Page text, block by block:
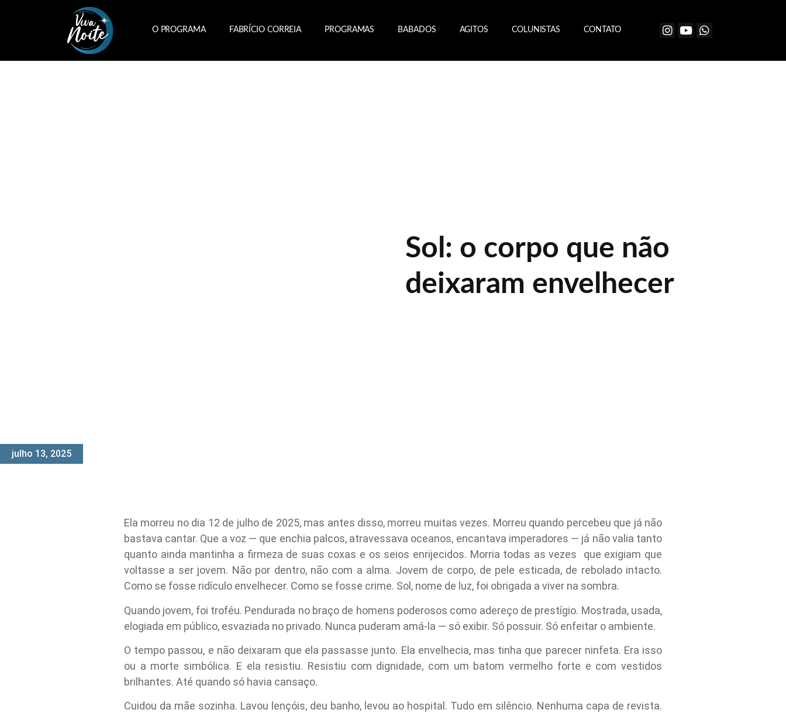
O PROGRAMA FABRÍCIO CORREIA PROGRAMAS BABADOS AGITOS COLUNISTAS CONTATO
julho 13, 2025
Sol: o corpo que não
deixaram envelhecer
Ela morreu no dia 12 de julho de 2025, mas antes disso, morreu muitas vezes. Morreu quando percebeu que já não
bastava cantar. Que a voz — que enchia palcos, atravessava oceanos, encantava imperadores — já não valia tanto
quanto ainda mantinha a firmeza de suas coxas e os seios enrijecidos. Morria todas as vezes que exigiam que
voltasse a ser jovem. Não por dentro, não com a alma. Jovem de corpo, de pele esticada, de rebolado intacto.
Como se fosse ridículo envelhecer. Como se fosse crime. Sol, nome de luz, foi obrigada a viver na sombra.
Quando jovem, foi troféu. Pendurada no braço de homens poderosos como adereço de prestígio. Mostrada, usada,
elogiada em público, esvaziada no privado. Nunca puderam amá-la — só exibir. Só possuir. Só enfeitar o ambiente.
O tempo passou, e não deixaram que ela passasse junto. Ela envelhecia, mas tinha que parecer ninfeta. Era isso
ou a morte simbólica. E ela resistiu. Resistiu com dignidade, com um batom vermelho forte e com vestidos
brilhantes. Até quando só havia cansaço.
Cuidou da mãe sozinha. Lavou lençóis, deu banho, levou ao hospital. Tudo em silêncio. Nenhuma capa de revista.